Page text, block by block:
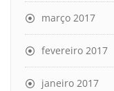
março 2017
fevereiro 2017
janeiro 2017